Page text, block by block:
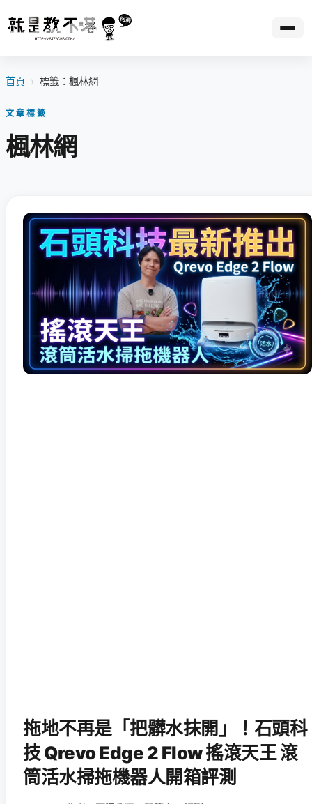
首頁 › 標籤：楓林網
文章標籤
楓林網
拖地不再是「把髒水抹開」！石頭科
技 Qrevo Edge 2 Flow 搖滾天王 滾
筒活水掃拖機器人開箱評測